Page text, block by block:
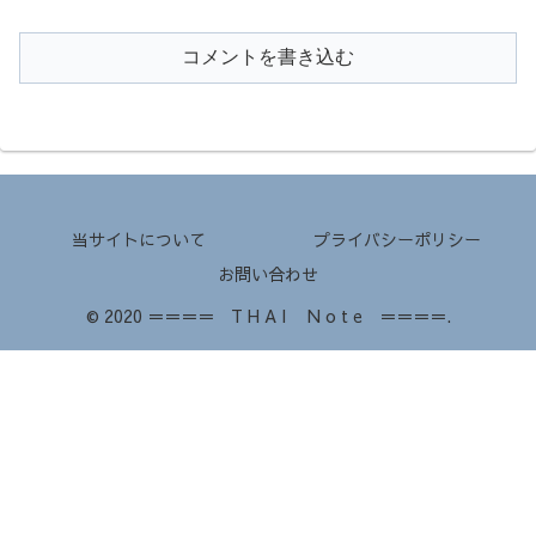
コメントを書き込む
当サイトについて
プライバシーポリシー
お問い合わせ
© 2020 ＝＝＝＝ T H A I N o t e ＝＝＝＝.